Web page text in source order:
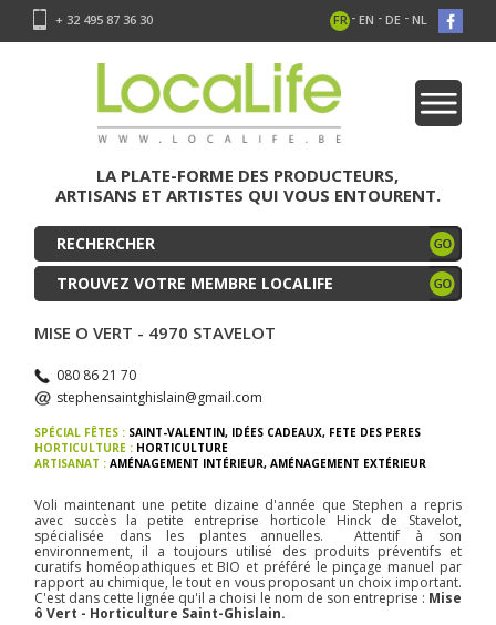
+ 32 495 87 36 30 FR - EN - DE - NL
LA PLATE-FORME DES PRODUCTEURS,
ARTISANS ET ARTISTES QUI VOUS ENTOURENT.
TROUVEZ VOTRE MEMBRE LOCALIFE
MISE O VERT - 4970 STAVELOT
080 86 21 70
stephensaintghislain@gmail.com
SPÉCIAL FÊTES : SAINT-VALENTIN, IDÉES CADEAUX, FETE DES PERES
HORTICULTURE : HORTICULTURE
ARTISANAT :AMÉNAGEMENT INTÉRIEUR, AMÉNAGEMENT EXTÉRIEUR
Voli maintenant une petite dizaine d'année que Stephen a repris
avec succès la petite entreprise horticole Hinck de Stavelot,
spécialisée dans les plantes annuelles. Attentif à son
environnement, il a toujours utilisé des produits préventifs et
curatifs homéopathiques et BIO et préféré le pinçage manuel par
rapport au chimique, le tout en vous proposant un choix important.
C'est dans cette lignée qu'il a choisi le nom de son entreprise : Mise
ô Vert - Horticulture Saint-Ghislain.